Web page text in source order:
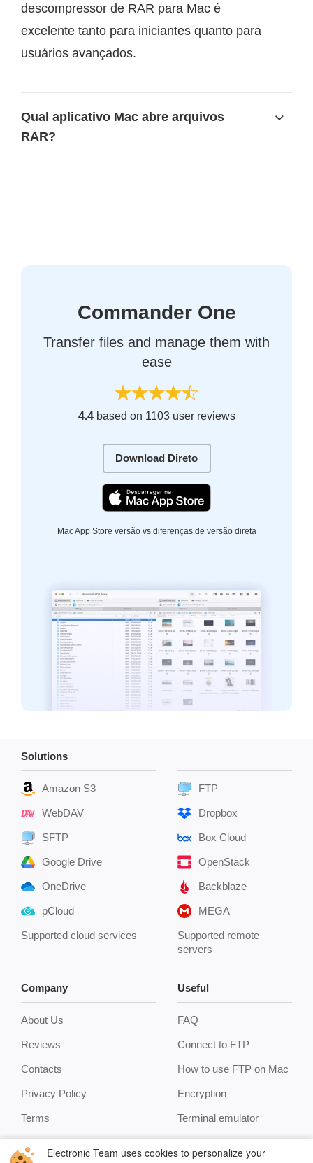
descompressor de RAR para Mac é
excelente tanto para iniciantes quanto para
usuários avançados.
Qual aplicativo Mac abre arquivos
RAR?
Commander One
Transfer files and manage them with
ease
4.4based on 1103 user reviews
Download Direto
Mac App Store versão vs diferenças de versão direta
Solutions
Amazon S3
WebDAV
SFTP
Google Drive
OneDrive
pCloud
Supported cloud services
FTP
Dropbox
Box Cloud
OpenStack
Backblaze
MEGA
Supported remote
servers
Company
About Us
Reviews
Contacts
Privacy Policy
Terms
Cookie Policy
Useful
FAQ
Connect to FTP
How to use FTP on Mac
Encryption
Terminal emulator
Manage archives
Electronic Team uses cookies to personalize your